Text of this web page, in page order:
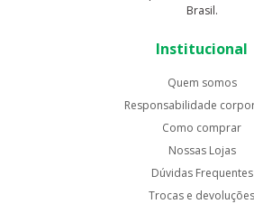
Brasil.
Institucional
Quem somos
Responsabilidade
Como comprar
Nossas Lojas
Dúvidas Frequentes
Trocas e devoluções